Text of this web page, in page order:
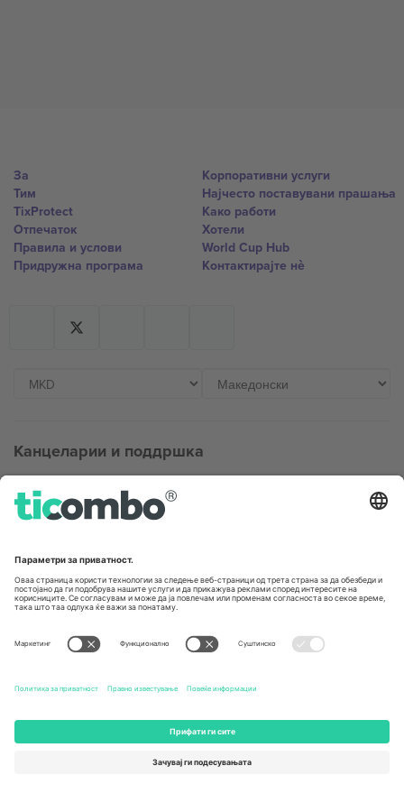
За
Тим
TixProtect
Отпечаток
Правила и услови
Придружна програма
Корпоративни услуги
Најчесто поставувани прашања
Како работи
Хотели
World Cup Hub
Контактирајте нѐ
Канцеларии и поддршка
Germany
Unter den Linden 24, 10117
167 City Road, London, Greater
United States
131 Continental Dr, Suite 305,
Newark, Delaware 19713, United
States
Switzerland
Engelberg, Switzerland
Bulgaria
Regus Sofia City West, bul
United Arab Emirates
UAE Dubai Silicon Oasis, DDP
Building A1, Office 302, Dubai,